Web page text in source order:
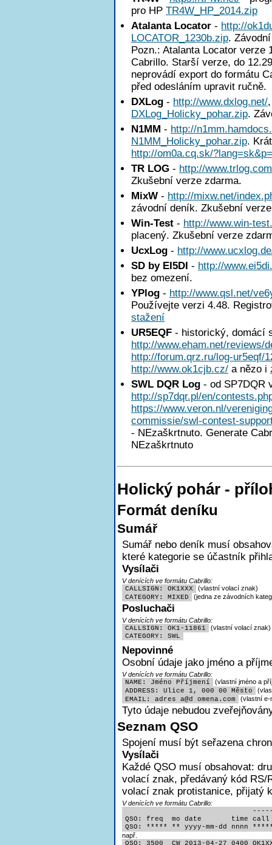
pro HP TR4W_HP_2014.zip
Atalanta Locator - http://
LOCATOR_1230b.zip.
Pozn.: Atalanta Locator verze
Cabrillo. Starší verze, do
neprovádí export do formátu
před odesláním upravit ručně.
DXLog - http://www.dxlog.net/
DXLog_Holicky_pohar.zip.
N1MM - http://
N1MM_Holicky_pohar.zip.
http://om0a.cq.sk/
TR LOG - http://
Zkušební verze zdarma.
MixW - http://mixw.net/
závodní deník. Zkušební
Win-Test - http://www.win-
placený. Zkušební verze
UcxLog - http://
SD by EI5DI - http://
bez omezení.
YPlog - http://www.qsl.net/
Používejte verzi 4.48.
stažení
UR5EQF - historický, domácí
http://www.eham.net/reviews/
http://forum.qrz.ru/log-ur5eqf/
http://www.ok1cjb.cz/ a nězo i
SWL DQR Log - od SP7DQR
http://sp7dqr.pl/en/
https://www.veron.nl/
commissie/swl-contest-
- NEzaškrtnuto. Generate
NEzaškrtnuto
Holický pohár -
Formát deníku
Sumář
Sumář nebo deník musí
které kategorie se účastník
Vysílači
V denících ve formátu Cabrillo:
CALLSIGN: OK1XXX
(vlastní volací znak)
CATEGORY: MIXED
(jedna ze závodních
Posluchači
V denících ve formátu Cabrillo:
CALLSIGN: OK1-11861
(vlastní volací znak)
CATEGORY: SWL
Nepovinné
Osobní údaje jako jméno a
V denících ve formátu Cabrillo:
NAME: Jméno Příjmení
(vlastní jméno a
ADDRESS: Ulice 1, 000 00 Město
EMAIL: adres a@d omena.com (vlastní e-
Tyto údaje nebudou
Seznam QSO
Spojení musí být seřazena
Vysílači
Každé QSO musí obsahovat:
volací znak, předávaný kód RS/
volací znak protistanice, přijatý
V denících ve formátu Cabrillo:
QSO: freq  mo date       time
QSO: ***** ** yyyy-mm-dd nnnn
např.
QSO: 3500  CW 2013-04-27 0400